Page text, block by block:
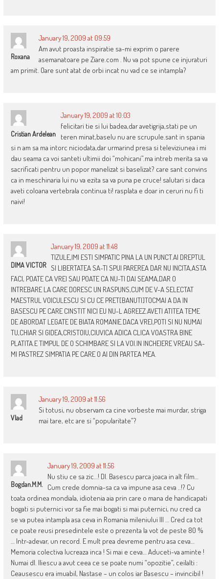
Roxana
January 19, 2009 at 09:59
Am avut proasta inspiratie sa-mi exprim o parere
asemanatoare pe Ziare.com . Nu va pot spune ce injuraturi
am primit. Oare sunt atat de orbi incat nu vad ce se intampla?
Cristian Ardelean
January 19, 2009 at 10:03
felicitari tie si lui badea,dar avetigrija,stati pe un
teren minat,baselu nu are scrupule.sant in spania
si n am sa ma intorc niciodata,dar urmarind presa si televiziunea i mi
dau seama ca voi santeti ultimii doi “mohicani”.ma intreb merita sa va
sacrificati pentru un popor manelizat si baselizat? care sant convins
ca in meschinaria lui nu va ezita sa va puna pe cruce! salutari si daca
aveti coloana vertebrala continua ti! rasplata e doar in ceruri nu fi ti
naivi!
DIMA VICTOR
January 19, 2009 at 11:48
TIZULE,IMI ESTI SIMPATIC PINA LA UN PUNCT.AI DREPTUL
SI LIBERTATEA SA-TI SPUI PAREREA DAR NU INCITA,ASTA
FACI, POATE CA VREI SAU POATE CA NU-TI DAI SEAMA,DAR O
INTREBARE LA CARE DORESC UN RASPUNS,CUM DE V-A SELECTAT
MAESTRUL VOICULESCU SI CU CE PRET[BANUTI]TOCMAI A DA IN
BASESCU PE CARE CINSTIT NICI EU NU-L AGREEZ.AVETI ATITEA TEME
DE ABORDAT LEGATE DE BIATA ROMANIE.DACA VREI,POTI SI NU NUMAI
TU,CHIAR SI GIDEA,CRISTOIU,CIUVICA ADICA CLICA VOASTRA BINE
PLATITA.E TIMPUL DE O SCHIMBARE SI LA VOI.IN INCHEIERE VREAU SA-
MI PASTREZ SIMPATIA PE CARE O AI DIN PARTEA MEA.
Vlad
January 19, 2009 at 11:56
Si totusi, nu observam ca cine vorbeste mai murdar, striga
mai tare, etc are si “popularitate”?
Bogdan.M.M.
January 19, 2009 at 11:56
Nu stiu ce sa zic…! Dl. Basescu parca joaca in alt film…
Cum crede domnia-sa ca va impune asa ceva ..!? Cu
toata ordinea mondiala, idiotenia aia prin care o mana de handicapati
bogati si puternici vor sa fie mai bogati si mai puternici, nu cred ca
se va putea intampla asa ceva in Romania mileniului III … Cred ca tot
ce poate reusi presedintele este o prezenta la vot de peste 80 %
… Intr-adevar, un record. E mult prea devreme pentru asa ceva…
Memoria colectiva lucreaza inca ! Si mai e ceva… Aduceti-va aminte !
Numai dl. Iliescu a avut ceea ce se poate numi “opozitie”, ceilalti :
Ceausescu era imuabil, Nastase – un colos iar Basescu – invincibil !